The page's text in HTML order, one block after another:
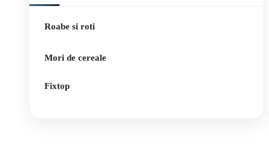
Roabe si roti
Mori de cereale
Fixtop